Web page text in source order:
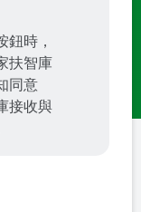
鈕時，
扶智庫
同意
接收與